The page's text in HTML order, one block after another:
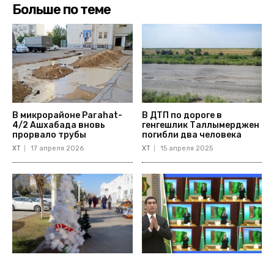
Больше по теме
В микрорайоне Parahat-
4/2 Ашхабада вновь
прорвало трубы
ХТ 17 апреля 2026
В ДТП по дороге в
генгешлик Таллымерджен
погибли два человека
ХТ 15 апреля 2025